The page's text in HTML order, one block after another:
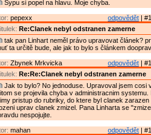
Sypu si popel na hlavu. Moje chyba.
odpovědět |
pepexx
Re:Clanek nebyl odstranen zamerne
tak pan Linhart neměl právo upravovat článek?
ta určitě bude, ale jak to bylo s článkem
odpovědět |
Zbynek Mrkvicka
Re:Re:Clanek nebyl odstranen zamerne
Jak to bylo? No jednoduse. Upravoval jsem cosi
se projevila chyba v administracnim systemu.
pristup do rubriky, do ktere byl clanek zarazen
uprav clanek zmizel. Pana Linharta se
nespojujte.
odpovědět |
mahan